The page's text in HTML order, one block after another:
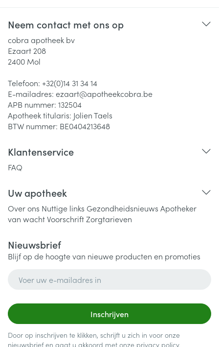
Neem contact met ons op
cobra apotheek bv
Ezaart 208
2400 Mol
Telefoon: +32(0)14 31 34 14
E-mailadres: ezaart@apotheekcobra.be
APB nummer: 132504
Apotheek titularis: Jolien Taels
BTW nummer: BE0404213648
Klantenservice
FAQ
Uw apotheek
Over ons Nuttige links Gezondheidsnieuws Apotheker
van wachtVoorschriftZorgtarieven
Nieuwsbrief
Blijf op de hoogte van nieuwe producten en promoties
Inschrijven
Door op inschrijven te klikken, schrijft u zich in voor onze
nieuwsbrief en gaat u akkoord met onze privacy policy.